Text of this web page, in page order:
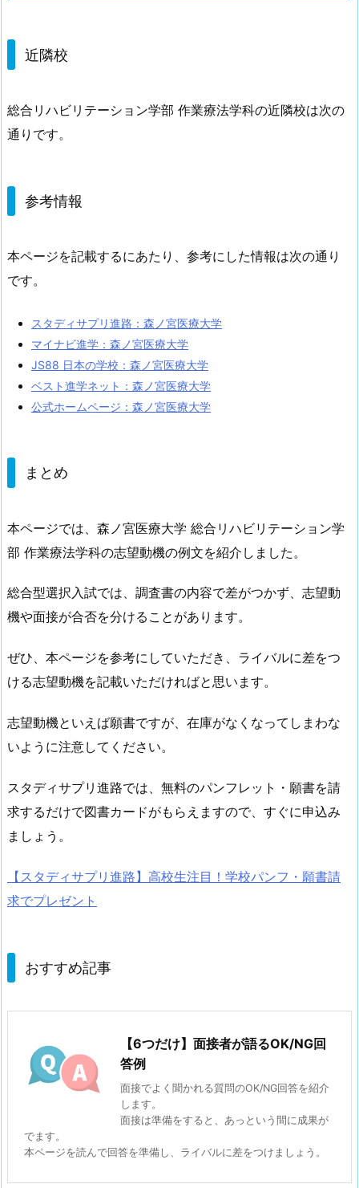
近隣校
総合リハビリテーション学部 作業療法学科の近隣校は次の
通りです。
参考情報
本ページを記載するにあたり、参考にした情報は次の通り
です。
スタディサプリ進路：森ノ宮医療大学
マイナビ進学：森ノ宮医療大学
JS88 日本の学校：森ノ宮医療大学
ベスト進学ネット：森ノ宮医療大学
公式ホームページ：森ノ宮医療大学
まとめ
本ページでは、森ノ宮医療大学 総合リハビリテーション学
部 作業療法学科の志望動機の例文を紹介しました。
総合型選択入試では、調査書の内容で差がつかず、志望動
機や面接が合否を分けることがあります。
ぜひ、本ページを参考にしていただき、ライバルに差をつ
ける志望動機を記載いただければと思います。
志望動機といえば願書ですが、 在庫がなくなってしまわな
いように注意してください。
スタディサプリ進路では、無料のパンフレット・願書を請
求するだけで図書カードがもらえますので、すぐに申込み
ましょう。
【スタディサプリ進路】高校生注目！学校パンフ・願書請
求でプレゼント
おすすめ記事
【6つだけ】面接者が語るOK/NG回
答例
面接でよく聞かれる質問のOK/NG回答を紹介
します。
面接は準備をすると、あっという間に成果が
でます。
本ページを読んで回答を準備し、ライバルに差をつけましょう。